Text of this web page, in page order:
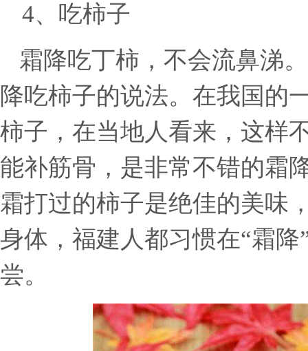
4、 吃柿子
霜降吃丁柿，不会流鼻涕
降吃柿子的说法。在我国的
柿子，在当地人看来，这样
能补筋骨，是非常不错的霜
霜打过的柿子是绝佳的美味
身体，福建人都习惯在“霜
尝。